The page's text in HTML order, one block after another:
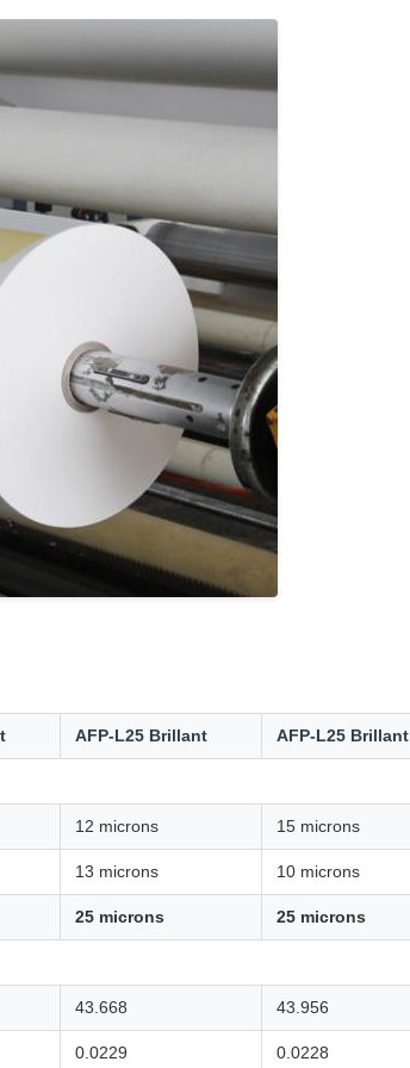
AFP-L25 Brillant AFP-L25 Brillant
12 microns 15 microns
13 microns 10 microns
25 microns 25 microns
43.668 43.956
0.0229 0.0228